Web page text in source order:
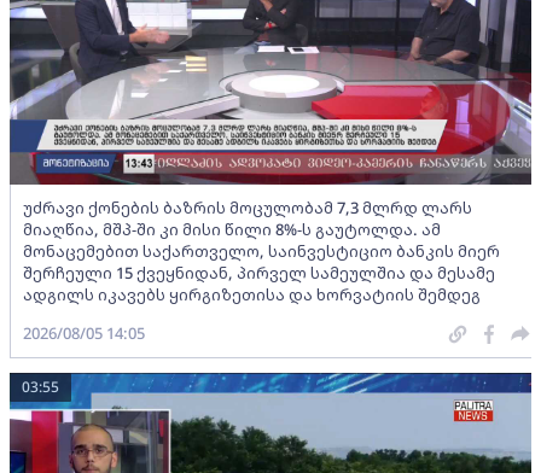
უძრავი ქონების ბაზრის მოცულობამ 7,3 მლრდ ლარს
მიაღწია, მშპ-ში კი მისი წილი 8%-ს გაუტოლდა. ამ
მონაცემებით საქართველო, საინვესტიციო ბანკის მიერ
შერჩეული 15 ქვეყნიდან, პირველ სამეულშია და მესამე
ადგილს იკავებს ყირგიზეთისა და ხორვატიის შემდეგ
2026/08/05 14:05
03:55